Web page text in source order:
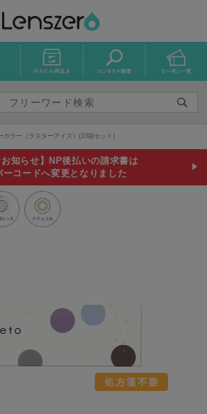
カラー（ラスターアイズ）(10箱セット)
お知らせ】NP後払いの請求書は
ーコードへ変更となりました